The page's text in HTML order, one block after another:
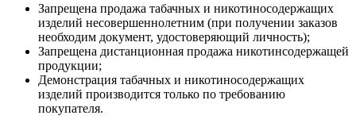
Запрещена продажа табачных и никотиносодержащих
изделий несовершеннолетним (при получении заказов
необходим документ, удостоверяющий личность);
Запрещена дистанционная продажа никотинсодержащей
продукции;
Демонстрация табачных и никотиносодержащих
изделий производится только по требованию
покупателя.